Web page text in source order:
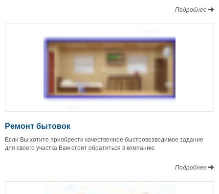
Подробнее
Ремонт бытовок
Если Вы хотите приобрести качественное быстровозводимое задание
для своего участка Вам стоит обратиться в компанию
Подробнее